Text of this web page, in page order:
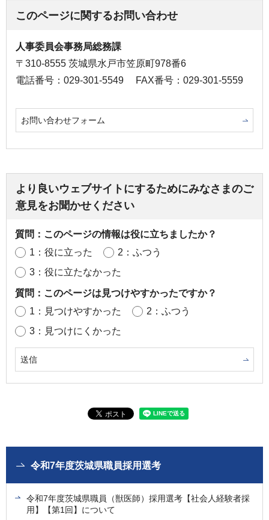
このページに関するお問い合わせ
人事委員会事務局総務課
〒310-8555 茨城県水戸市笠原町978番6
電話番号：029-301-5549
FAX番号：029-301-5559
お問い合わせフォーム
より良いウェブサイトにするためにみなさまのご
意見をお聞かせください
質問：このページの情報は役に立ちましたか？
1：役に立った
2：ふつう
3：役に立たなかった
質問：このページは見つけやすかったですか？
1：見つけやすかった
2：ふつう
3：見つけにくかった
令和7年度茨城県職員採用選考
令和7年度茨城県職員（獣医師）採用選考【社会人経験者採
用】【第1回】について